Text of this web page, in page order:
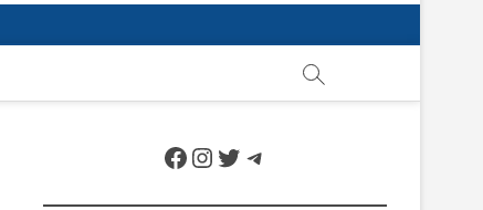
Facebook
Instagram
Twitter
Telegram